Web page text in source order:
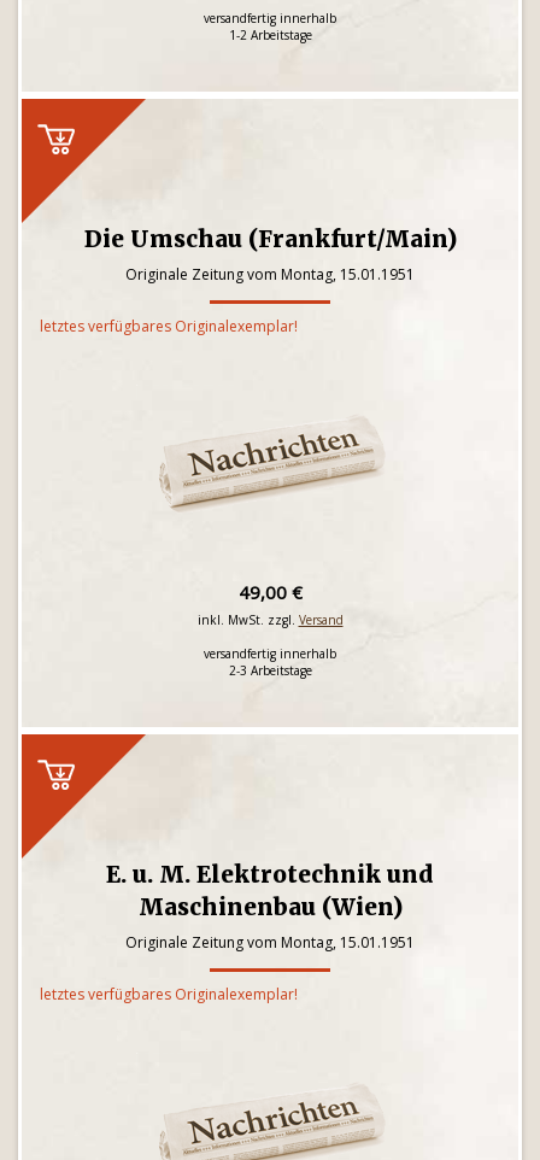
versandfertig innerhalb
1-2 Arbeitstage
Die Umschau (Frankfurt/Main)
Originale Zeitung vom Montag, 15.01.1951
letztes verfügbares Originalexemplar!
49,00 €
inkl. MwSt. zzgl. Versand
versandfertig innerhalb
2-3 Arbeitstage
E. u. M. Elektrotechnik und
Maschinenbau (Wien)
Originale Zeitung vom Montag, 15.01.1951
letztes verfügbares Originalexemplar!